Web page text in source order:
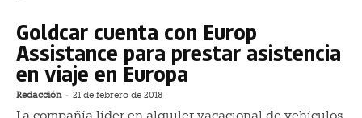
Goldcar cuenta con Europ
Assistance para prestar asistencia
en viaje en Europa
Redacción - 21 de febrero de 2018